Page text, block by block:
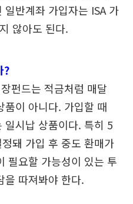
반계좌 가입자는 ISA 가
않아도 된다.
?
펀드는 적금처럼 매달
품이 아니다. 가입할 때
일시납 상품이다. 특히 5
돼 가입 후 중도 환매가
필요할 가능성이 있는 투
을 따져봐야 한다.